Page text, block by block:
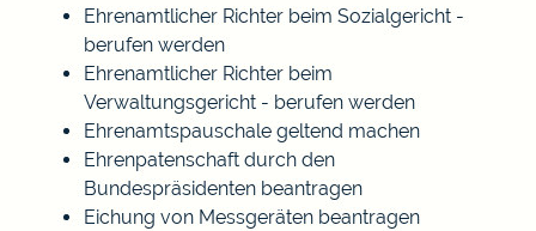
Ehrenamtlicher Richter beim Sozialgericht -
berufen werden
Ehrenamtlicher Richter beim
Verwaltungsgericht - berufen werden
Ehrenamtspauschale geltend machen
Ehrenpatenschaft durch den
Bundespräsidenten beantragen
Eichung von Messgeräten beantragen